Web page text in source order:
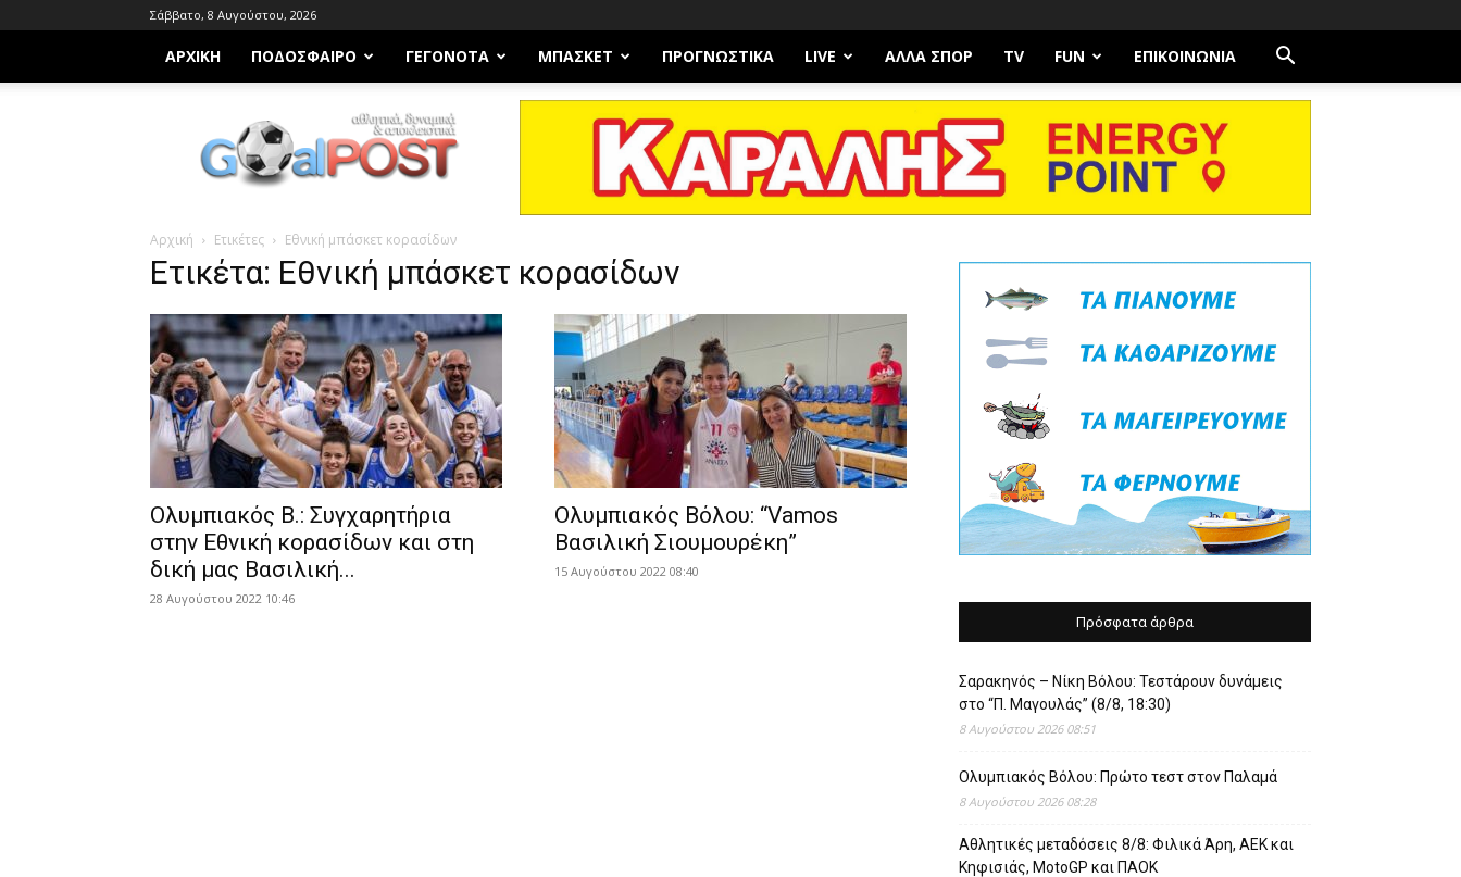
Σάββατο, 8 Αυγούστου, 2026
ΑΡΧΙΚΗ ΠΟΔΌΣΦΑΙΡΟ ΓΕΓΟΝΌΤΑ ΜΠΆΣΚΕΤ ΠΡΟΓΝΩΣΤΙΚΑ LIVE ΆΛΛΑ ΣΠΟΡ TV FUN ΕΠΙΚΟΙΝΩΝΊΑ
Goalpost.gr
Αρχική Ετικέτες Εθνική μπάσκετ κορασίδων
Ετικέτα: Εθνική μπάσκετ κορασίδων
Ολυμπιακός Β.: Συγχαρητήρια
στην Εθνική κορασίδων και στη
δική μας Βασιλική...
28 Αυγούστου 2022 10:46
Ολυμπιακός Βόλου: “Vamos
Βασιλική Σιουμουρέκη”
15 Αυγούστου 2022 08:40
Πρόσφατα άρθρα
Σαρακηνός – Νίκη Βόλου: Τεστάρουν δυνάμεις
στο “Π. Μαγουλάς” (8/8, 18:30)
8 Αυγούστου 2026 08:51
Ολυμπιακός Βόλου: Πρώτο τεστ στον Παλαμά
8 Αυγούστου 2026 08:28
Αθλητικές μεταδόσεις 8/8: Φιλικά Άρη, ΑΕΚ και
Κηφισιάς, MotoGP και ΠΑΟΚ